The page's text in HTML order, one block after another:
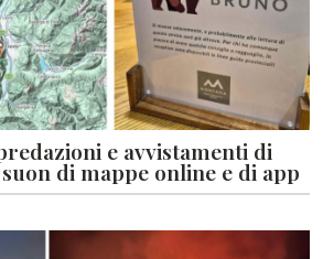
e avvistamenti di
di mappe online e di app